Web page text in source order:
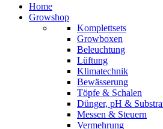
Home
Growshop
Komplettsets
Growboxen
Beleuchtung
Lüftung
Klimatechnik
Bewässerung
Töpfe & Schalen
Dünger, pH &
Messen & Steuern
Vermehrung